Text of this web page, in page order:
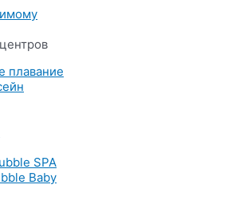
плавание
SPA
Baby